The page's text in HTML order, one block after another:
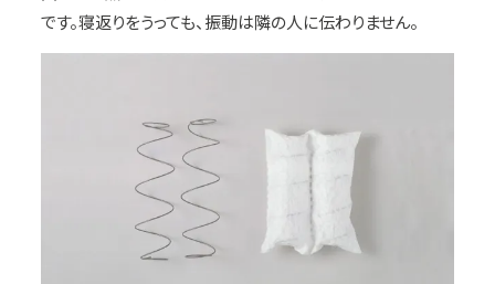
です。寝返りをうっても、振動は隣の人に伝わりません。